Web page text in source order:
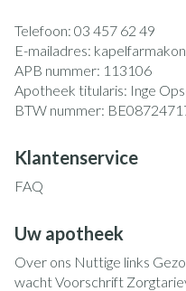
Telefoon: 03 457 62 49
E-mailadres:
APB nummer: 113106
Apotheek titularis: Inge
BTW nummer:
Klantenservice
FAQ
Uw apotheek
Over ons Nuttige links
wachtVoorschrift